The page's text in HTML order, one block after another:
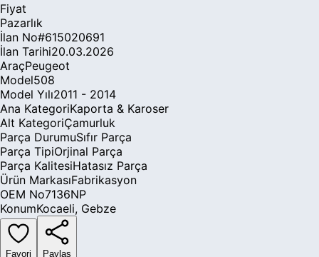
Fiyat
Pazarlık
İlan No#615020691
İlan Tarihi20.03.2026
AraçPeugeot
Model508
Model Yılı2011 - 2014
Ana KategoriKaporta & Karoser
Alt KategoriÇamurluk
Parça DurumuSıfır Parça
Parça TipiOrjinal Parça
Parça KalitesiHatasız Parça
Ürün MarkasıFabrikasyon
OEM No7136NP
KonumKocaeli, Gebze
Favori Paylaş